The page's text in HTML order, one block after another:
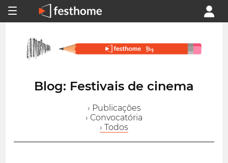
Blog: Festivais de cinema
› Publicações
› Convocatória
› Todos